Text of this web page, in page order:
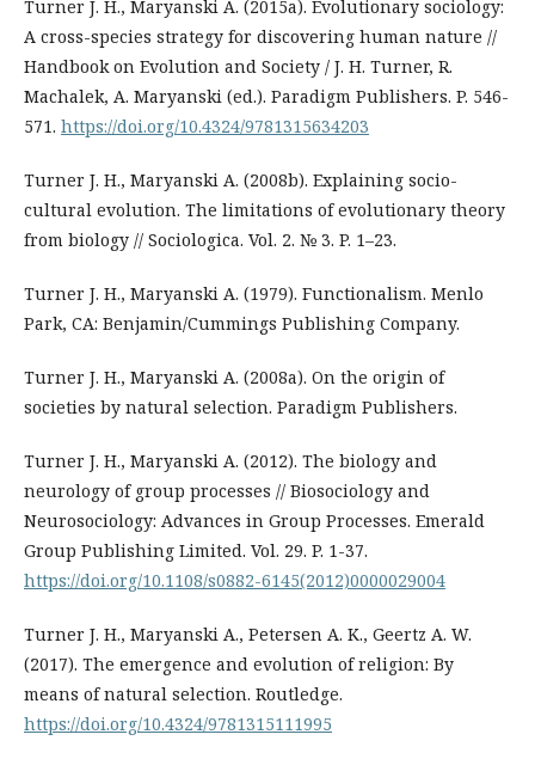
Turner J. H., Maryanski A. (2015a). Evolutionary sociology:
A cross-species strategy for discovering human nature //
Handbook on Evolution and Society / J. H. Turner, R.
Machalek, A. Maryanski (ed.). Paradigm Publishers. P. 546-
571. https://doi.org/10.4324/9781315634203
Turner J. H., Maryanski A. (2008b). Explaining socio-
cultural evolution. The limitations of evolutionary theory
from biology // Sociologica. Vol. 2. № 3. P. 1–23.
Turner J. H., Maryanski A. (1979). Functionalism. Menlo
Park, CA: Benjamin/Cummings Publishing Company.
Turner J. H., Maryanski A. (2008a). On the origin of
societies by natural selection. Paradigm Publishers.
Turner J. H., Maryanski A. (2012). The biology and
neurology of group processes // Biosociology and
Neurosociology: Advances in Group Processes. Emerald
Group Publishing Limited. Vol. 29. P. 1-37.
https://doi.org/10.1108/s0882-6145(2012)0000029004
Turner J. H., Maryanski A., Petersen A. K., Geertz A. W.
(2017). The emergence and evolution of religion: By
means of natural selection. Routledge.
https://doi.org/10.4324/9781315111995